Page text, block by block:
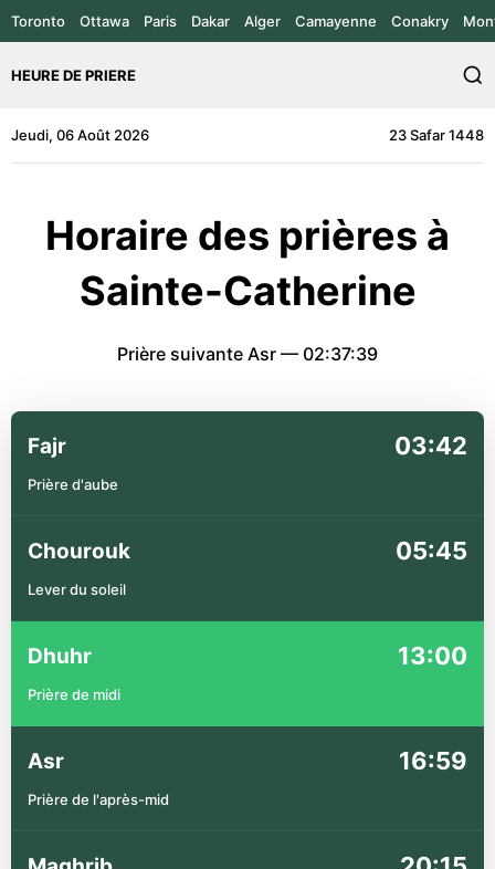
Toronto Ottawa Paris Dakar Alger Camayenne Conakry
HEURE DE PRIERE
Jeudi, 06 Août 2026 23 Safar 1448
Horaire des prières à
Sainte-Catherine
Prière suivante Asr — 02:37:39
Fajr 03:42
Prière d'aube
Chourouk 05:45
Lever du soleil
Dhuhr 13:00
Prière de midi
Asr 16:59
Prière de l'après-mid